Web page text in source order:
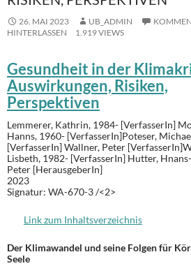
26. MAI 2023 UB_ADMIN
HINTERLASSEN
1.919 VIEWS
Gesundheit in der
Auswirkungen, Risiken,
Perspektiven
Lemmerer, Kathrin, 1984- [VerfasserIn]
Hanns, 1960- [VerfasserIn]Poteser,
[VerfasserIn] Wallner, Peter
Lisbeth, 1982- [VerfasserIn] Hutter, Hnans-
Peter [HerausgeberIn]
2023
Signatur: WA-670-3 /<2>
Link zum Inhaltsverzeichnis
Der Klimawandel und seine Folgen für
Seele